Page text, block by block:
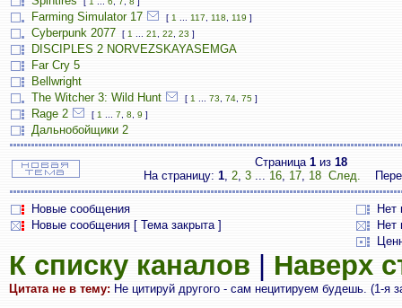
Farming Simulator 17 [ 1 117 118 119 ]
Cyberpunk 2077 [ 1 21 22 23 ]
DISCIPLES 2 NORVEZSKAYASEMGA
Far Cry 5
Bellwright
The Witcher 3: Wild Hunt
[ 1 73 74 75 ]
Rage 2 [ 1 7 8 9 ]
Дальнобойщики 2
Страница 1из 18
На страницу: 1, 2, 3 ... 16, 17, 18 След.
Новые сообщения
Нет
Новые сообщения [ Тема закрыта ]
Нет
К списку каналов Наверх
Цитата не в тему: Не цитируй другого - сам нецитируем будешь. (1-я